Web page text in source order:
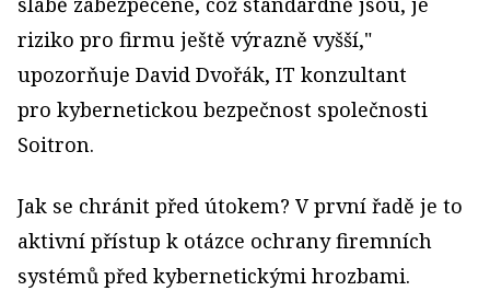
riziko pro firmu ještě výrazně vyšší,"
upozorňuje David Dvořák, IT konzultant
pro kybernetickou bezpečnost společnosti
Soitron.
Jak se chránit před útokem? V první řadě je to
aktivní přístup k otázce ochrany firemních
systémů před kybernetickými hrozbami.